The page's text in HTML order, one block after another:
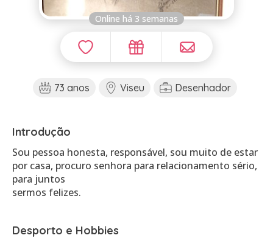
Online há 3 semanas
73 anos Viseu Desenhador
Introdução
Sou pessoa honesta, responsável, sou muito de estar
por casa, procuro senhora para relacionamento sério,
para juntos
sermos felizes.
Desporto e Hobbies